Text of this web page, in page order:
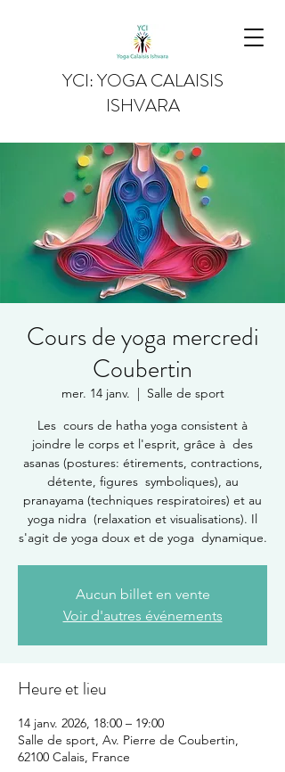
YCI: YOGA CALAISIS
ISHVARA
Cours de yoga mercredi
Coubertin
mer. 14 janv.
  |
Salle de sport
Les cours de hatha yoga consistent à
joindre le corps et l'esprit, grâce à des
asanas (postures: étirements, contractions,
détente, figures symboliques), au
pranayama (techniques respiratoires) et au
yoga nidra (relaxation et visualisations). Il
s'agit de yoga doux et de yoga dynamique.
Aucun billet en vente
Voir d'autres événements
Heure et lieu
14 janv. 2026, 18:00 – 19:00
Salle de sport, Av. Pierre de Coubertin,
62100 Calais, France